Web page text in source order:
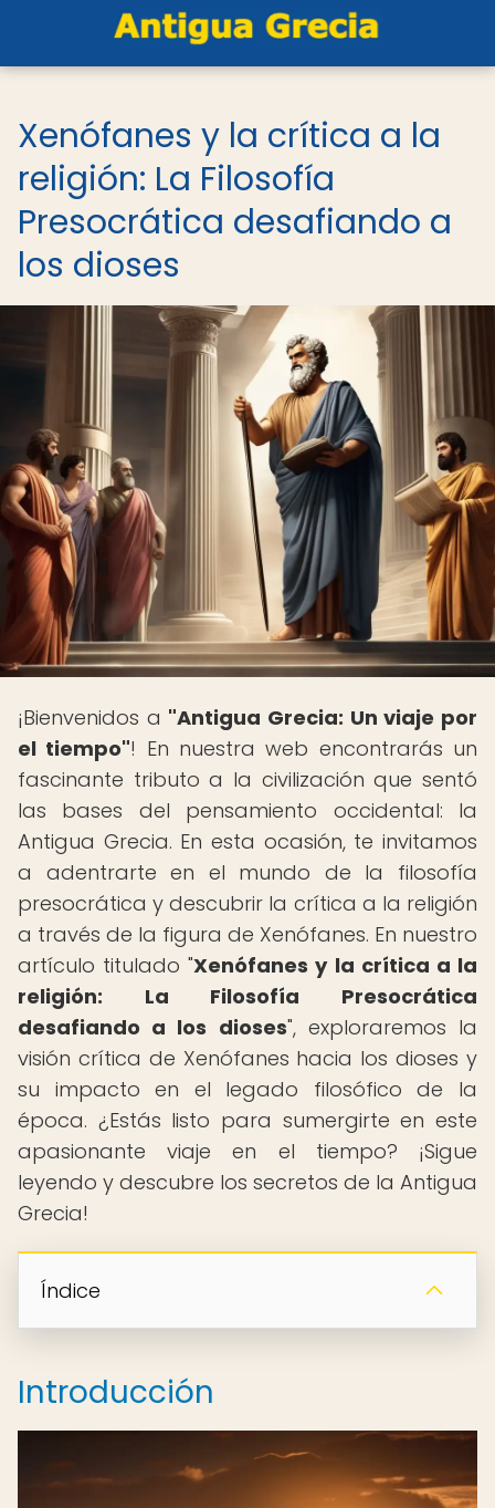
Xenófanes y la crítica a la
religión: La Filosofía
Presocrática desafiando a
los dioses
¡Bienvenidos a "Antigua Grecia: Un viaje por
el tiempo"! En nuestra web encontrarás un
fascinante tributo a la civilización que sentó
las bases del pensamiento occidental: la
Antigua Grecia. En esta ocasión, te invitamos
a adentrarte en el mundo de la filosofía
presocrática y descubrir la crítica a la religión
a través de la figura de Xenófanes. En nuestro
artículo titulado "Xenófanes y la crítica a la
religión: La Filosofía Presocrática
desafiando a los dioses", exploraremos la
visión crítica de Xenófanes hacia los dioses y
su impacto en el legado filosófico de la
época. ¿Estás listo para sumergirte en este
apasionante viaje en el tiempo? ¡Sigue
leyendo y descubre los secretos de la Antigua
Grecia!
Índice
Introducción